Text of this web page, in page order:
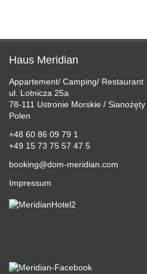
ANGEBOTE
ERLEBEN
SERVICE
ANFAHRT
SPRACHFÜHRER
Haus Meridian
Appartement/ Camping/ Restaurant
ul. Lotnicza 25a
78-111 Ustronie Morskie / Sianożęty
Polen
+48 60 86 09 79 1
+49 15 73 75 57 47 5
booking@dom-meridian.com
Impressum